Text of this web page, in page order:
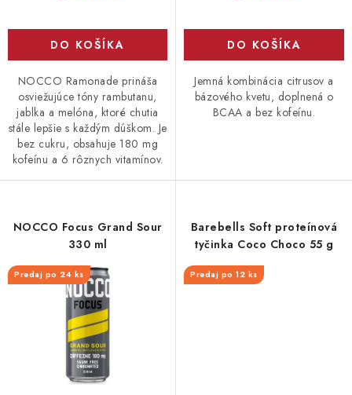
DO KOŠÍKA
NOCCO Ramonade prináša
osviežujúce tóny rambutanu,
jablka a melóna, ktoré chutia
stále lepšie s každým dúškom. Je
bez cukru, obsahuje 180 mg
kofeínu a 6 rôznych vitamínov.
DO KOŠÍKA
Jemná kombinácia citrusov a
bázového kvetu, doplnená o
BCAA a bez kofeínu.
NOCCO Focus Grand Sour
330 ml
Predaj po 24 ks
Barebells Soft proteínová
tyčinka Coco Choco 55 g
Predaj po 12 ks